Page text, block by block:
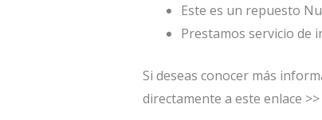
Este es un repuesto
Prestamos servicio de
Si deseas conocer más
directamente a este enlace >>